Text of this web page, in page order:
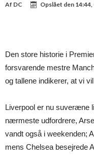
Af DC Opslået den
Den store historie i
forsvarende mestre
og tallene indikerer, at vi
Liverpool er nu suveræne
nærmeste udfordrere,
vandt også i weekenden;
mens Chelsea besejrede